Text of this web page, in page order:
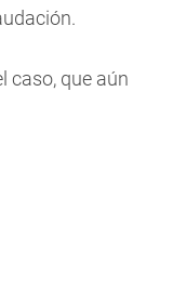
caso, que aún